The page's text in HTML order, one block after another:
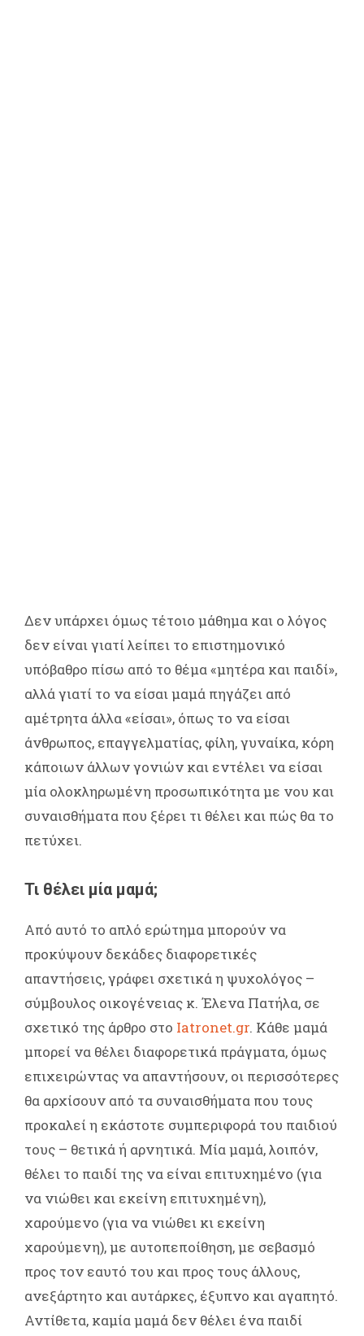
Δεν υπάρχει όμως τέτοιο μάθημα και ο λόγος
δεν είναι γιατί λείπει το επιστημονικό
υπόβαθρο πίσω από το θέμα «μητέρα και παιδί»,
αλλά γιατί το να είσαι μαμά πηγάζει από
αμέτρητα άλλα «είσαι», όπως το να είσαι
άνθρωπος, επαγγελματίας, φίλη, γυναίκα, κόρη
κάποιων άλλων γονιών και εντέλει να είσαι
μία ολοκληρωμένη προσωπικότητα με νου και
συναισθήματα που ξέρει τι θέλει και πώς θα το
πετύχει.
Τι θέλει μία μαμά;
Από αυτό το απλό ερώτημα μπορούν να
προκύψουν δεκάδες διαφορετικές
απαντήσεις, γράφει σχετικά η ψυχολόγος –
σύμβουλος οικογένειας κ. Έλενα Πατήλα, σε
σχετικό της άρθρο στο Iatronet.gr. Κάθε μαμά
μπορεί να θέλει διαφορετικά πράγματα, όμως
επιχειρώντας να απαντήσουν, οι περισσότερες
θα αρχίσουν από τα συναισθήματα που τους
προκαλεί η εκάστοτε συμπεριφορά του παιδιού
τους – θετικά ή αρνητικά. Μία μαμά, λοιπόν,
θέλει το παιδί της να είναι επιτυχημένο (για
να νιώθει και εκείνη επιτυχημένη),
χαρούμενο (για να νιώθει κι εκείνη
χαρούμενη), με αυτοπεποίθηση, με σεβασμό
προς τον εαυτό του και προς τους άλλους,
ανεξάρτητο και αυτάρκες, έξυπνο και αγαπητό.
Αντίθετα, καμία μαμά δεν θέλει ένα παιδί